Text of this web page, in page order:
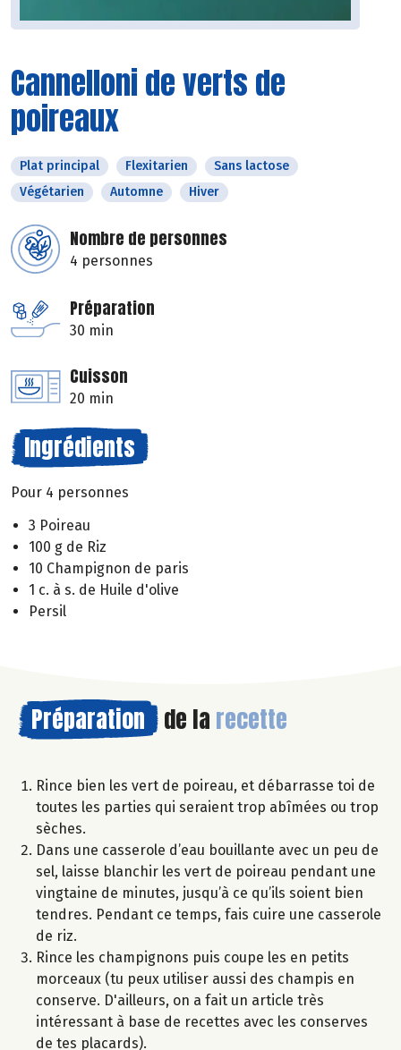
Cannelloni de verts de
poireaux
Plat principal Flexitarien
Sans lactose
Végétarien
Automne Hiver
Nombre de personnes
4 personnes
Préparation
30 min
Cuisson
20 min
Ingrédients
Pour 4 personnes
3 Poireau
100 g de Riz
10 Champignon de paris
1 c. à s. de Huile d'olive
Persil
Préparation de la recette
Rince bien les vert de poireau, et débarrasse toi de
toutes les parties qui seraient trop abîmées ou trop
sèches.
Dans une casserole d’eau bouillante avec un peu de
sel, laisse blanchir les vert de poireau pendant une
vingtaine de minutes, jusqu’à ce qu’ils soient bien
tendres. Pendant ce temps, fais cuire une casserole
de riz.
Rince les champignons puis coupe les en petits
morceaux (tu peux utiliser aussi des champis en
conserve. D'ailleurs, on a fait un article très
intéressant à base de recettes avec les conserves
de tes placards).